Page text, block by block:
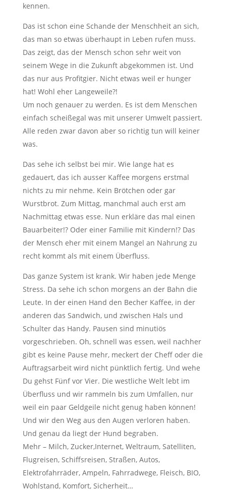
kennen.
Das ist schon eine Schande der Menschheit an sich,
das man so etwas überhaupt in Leben rufen muss.
Das zeigt, das der Mensch schon sehr weit von
seinem Wege in die Zukunft abgekommen ist. Und
das nur aus Profitgier. Nicht etwas weil er hunger
hat! Wohl eher Langeweile?!
Um noch genauer zu werden. Es ist dem Menschen
einfach scheißegal was mit unserer Umwelt passiert.
Alle reden zwar davon aber so richtig tun will keiner
was.
Das sehe ich selbst bei mir. Wie lange hat es
gedauert, das ich ausser Kaffee morgens erstmal
nichts zu mir nehme. Kein Brötchen oder gar
Wurstbrot. Zum Mittag, manchmal auch erst am
Nachmittag etwas esse. Nun erkläre das mal einen
Bauarbeiter!? Oder einer Familie mit Kindern!? Das
der Mensch eher mit einem Mangel an Nahrung zu
recht kommt als mit einem Überfluss.
Das ganze System ist krank. Wir haben jede Menge
Stress. Da sehe ich schon morgens an der Bahn die
Leute. In der einen Hand den Becher Kaffee, in der
anderen das Sandwich, und zwischen Hals und
Schulter das Handy. Pausen sind minutiös
vorgeschrieben. Oh, schnell was essen, weil nachher
gibt es keine Pause mehr, meckert der Cheff oder die
Auftragsarbeit wird nicht pünktlich fertig. Und wehe
Du gehst Fünf vor Vier. Die westliche Welt lebt im
Überfluss und wir rammeln bis zum Umfallen, nur
weil ein paar Geldgeile nicht genug haben können!
Und wir den Weg aus den Augen verloren haben.
Und genau da liegt der Hund begraben.
Mehr – Milch, Zucker,Internet, Weltraum, Satelliten,
Flugreisen, Schiffsreisen, Straßen, Autos,
Elektrofahrräder, Ampeln, Fahrradwege, Fleisch, BIO,
Wohlstand, Komfort, Sicherheit…